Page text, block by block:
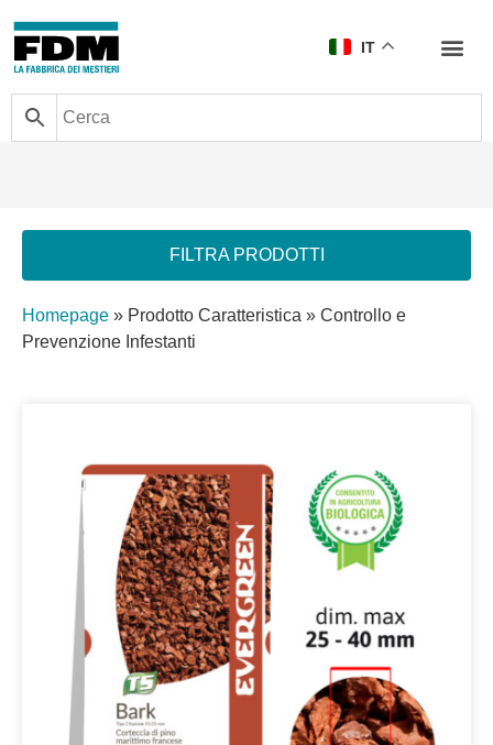
IT
FILTRA PRODOTTI
Homepage » Prodotto Caratteristica » Controllo e
Prevenzione Infestanti